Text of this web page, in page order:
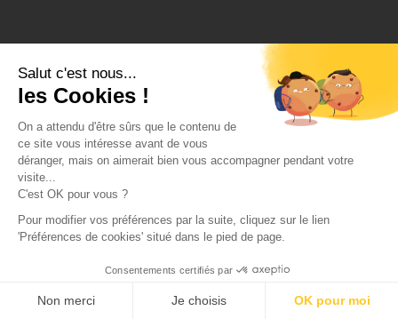
Salut c'est nous...
les Cookies !
On a attendu d'être sûrs que le contenu de
ce site vous intéresse avant de vous
déranger, mais on aimerait bien vous accompagner pendant votre
visite...
C'est OK pour vous ?
Pour modifier vos préférences par la suite, cliquez sur le lien
'Préférences de cookies' situé dans le pied de page.
Consentements certifiés par
Non merci Je choisis OK pour moi